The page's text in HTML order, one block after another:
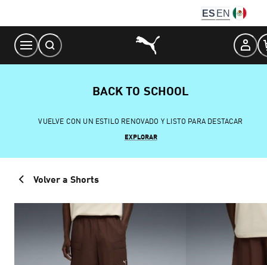
Content
ES EN
BACK TO SCHOOL
VUELVE CON UN ESTILO RENOVADO Y LISTO PARA DESTACAR
EXPLORAR
Volver a Shorts